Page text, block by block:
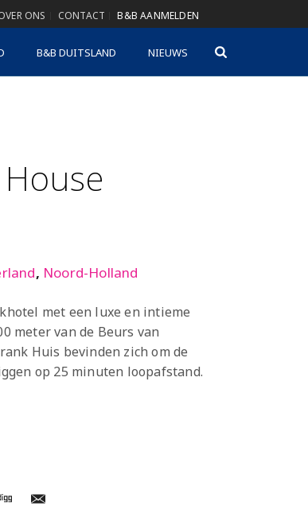
ONS CONTACT B&B AANMELDEN
B&B DUITSLAND NIEUWS
, Noord-Holland
met een luxe en intieme
meter van de Beurs van
Huis bevinden zich om de
op 25 minuten loopafstand.